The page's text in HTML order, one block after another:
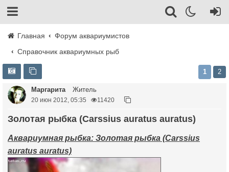
Главная
Форум аквариумистов
Справочник аквариумных рыб
1 2
Маргарита Житель
20 июн 2012, 05:35 11420
Золотая рыбка (Carssius auratus auratus)
Аквариумная рыбка: Золотая рыбка (Carssius
auratus auratus)